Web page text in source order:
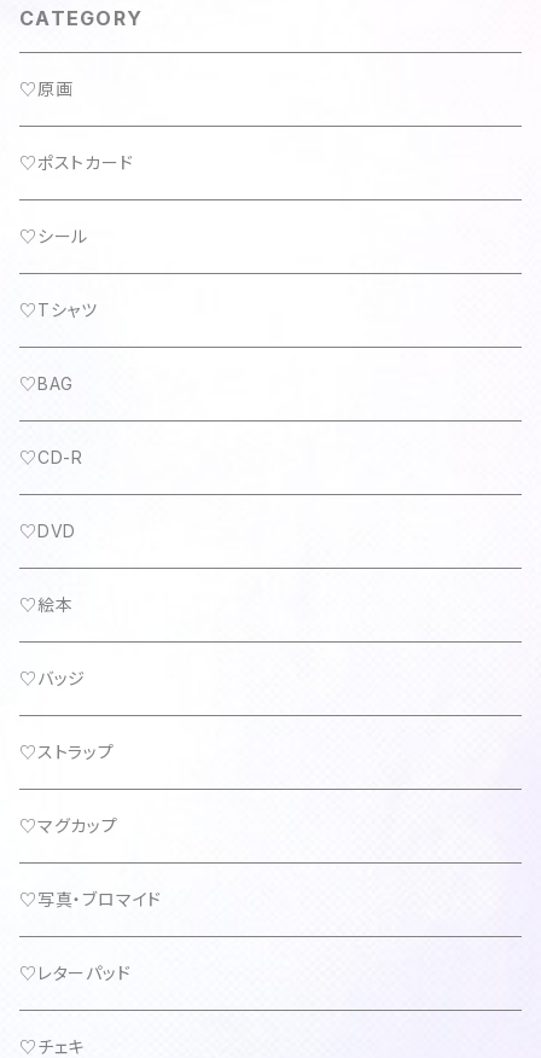
CATEGORY
♡原画
♡ポストカード
♡シール
♡Tシャツ
♡BAG
♡CD-R
♡DVD
♡絵本
♡バッジ
♡ストラップ
♡マグカップ
♡写真・ブロマイド
♡レターパッド
♡チェキ